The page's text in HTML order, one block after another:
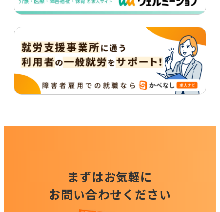
まずはお気軽に
お問い合わせください